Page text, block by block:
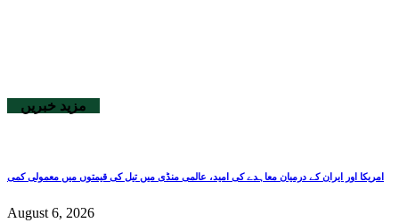
مزید خبریں
امریکا اور ایران کے درمیان معاہدے کی امید، عالمی منڈی میں تیل کی قیمتوں میں معمولی کمی
August 6, 2026